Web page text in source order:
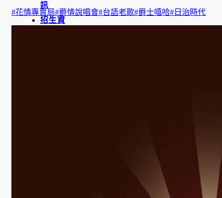
訊
招生資
#花情專賣局#爵情說唱會#台語老歌#爵士嘻哈#日治時代